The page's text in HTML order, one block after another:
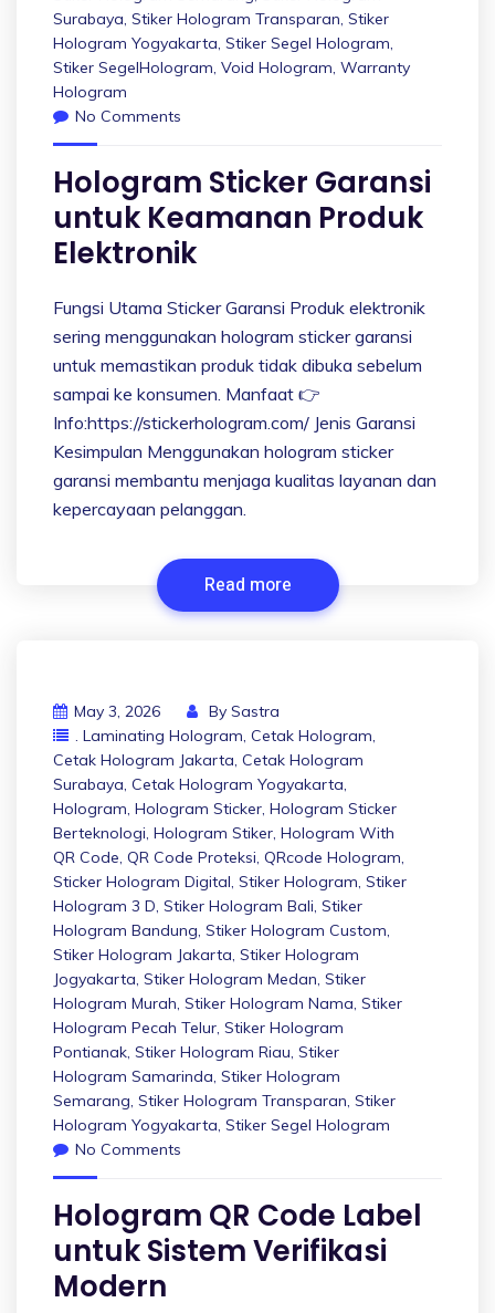
Surabaya, Stiker Hologram Transparan, Stiker
Hologram Yogyakarta, Stiker Segel Hologram,
Stiker SegelHologram, Void Hologram, Warranty
Hologram
No Comments
Hologram Sticker Garansi
untuk Keamanan Produk
Elektronik
Fungsi Utama Sticker Garansi Produk elektronik
sering menggunakan hologram sticker garansi
untuk memastikan produk tidak dibuka sebelum
sampai ke konsumen. Manfaat 👉
Info:https://stickerhologram.com/ Jenis Garansi
Kesimpulan Menggunakan hologram sticker
garansi membantu menjaga kualitas layanan dan
kepercayaan pelanggan.
Read more
May 3, 2026 By Sastra
. Laminating Hologram, Cetak Hologram,
Cetak Hologram Jakarta, Cetak Hologram
Surabaya, Cetak Hologram Yogyakarta,
Hologram, Hologram Sticker, Hologram Sticker
Berteknologi, Hologram Stiker, Hologram With
QR Code, QR Code Proteksi, QRcode Hologram,
Sticker Hologram Digital, Stiker Hologram, Stiker
Hologram 3 D, Stiker Hologram Bali, Stiker
Hologram Bandung, Stiker Hologram Custom,
Stiker Hologram Jakarta, Stiker Hologram
Jogyakarta, Stiker Hologram Medan, Stiker
Hologram Murah, Stiker Hologram Nama, Stiker
Hologram Pecah Telur, Stiker Hologram
Pontianak, Stiker Hologram Riau, Stiker
Hologram Samarinda, Stiker Hologram
Semarang, Stiker Hologram Transparan, Stiker
Hologram Yogyakarta, Stiker Segel Hologram
No Comments
Hologram QR Code Label
untuk Sistem Verifikasi
Modern